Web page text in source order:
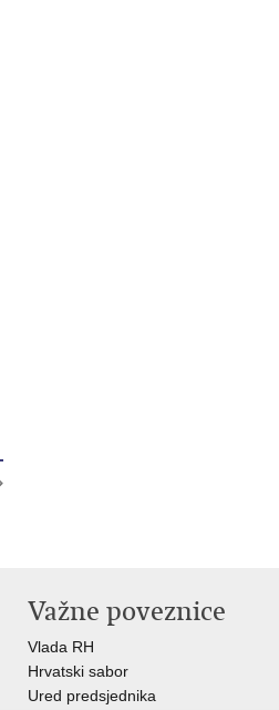
Važne poveznice
Vlada RH
Hrvatski sabor
Ured predsjednika